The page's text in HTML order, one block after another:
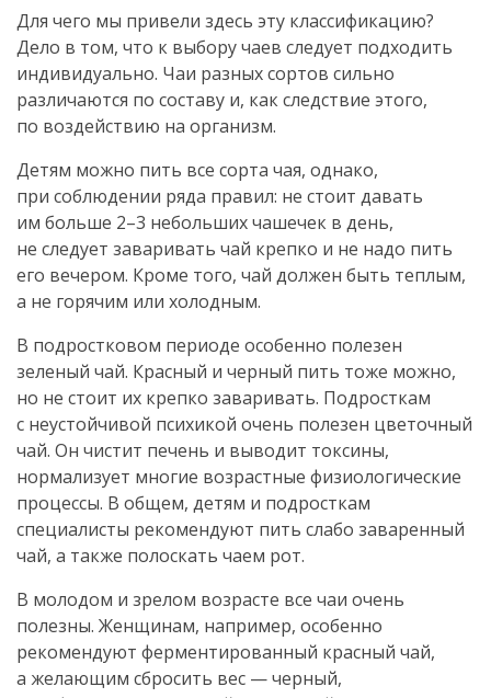
Для чего мы привели здесь эту классификацию?
Дело в том, что к выбору чаев следует подходить
индивидуально. Чаи разных сортов сильно
различаются по составу и, как следствие этого,
по воздействию на организм.
Детям можно пить все сорта чая, однако,
при соблюдении ряда правил: не стоит давать
им больше 2–3 небольших чашечек в день,
не следует заваривать чай крепко и не надо пить
его вечером. Кроме того, чай должен быть теплым,
а не горячим или холодным.
В подростковом периоде особенно полезен
зеленый чай. Красный и черный пить тоже можно,
но не стоит их крепко заваривать. Подросткам
с неустойчивой психикой очень полезен цветочный
чай. Он чистит печень и выводит токсины,
нормализует многие возрастные физиологические
процессы. В общем, детям и подросткам
специалисты рекомендуют пить слабо заваренный
чай, а также полоскать чаем рот.
В молодом и зрелом возрасте все чаи очень
полезны. Женщинам, например, особенно
рекомендуют ферментированный красный чай,
а желающим сбросить вес — черный,